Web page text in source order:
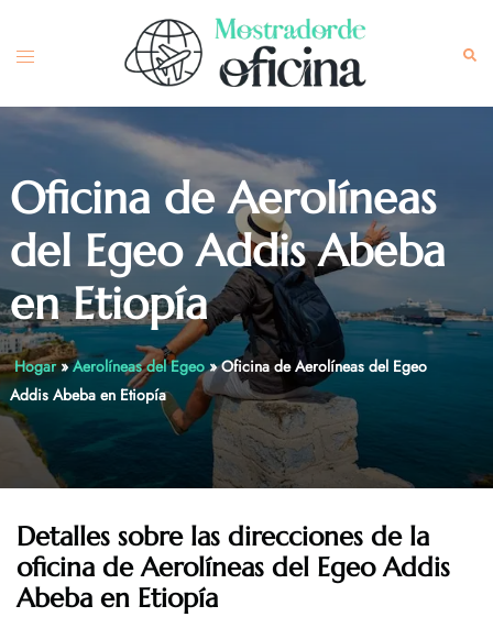
content
Toggle
Oficina de Aerolíneas
del Egeo Addis Abeba
en Etiopía
Hogar»Aerolíneas del Egeo»Oficina de Aerolíneas del Egeo
Addis Abeba en Etiopía
Detalles sobre las direcciones de la
oficina de Aerolíneas del Egeo Addis
Abeba en Etiopía